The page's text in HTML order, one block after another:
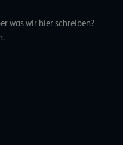
was wir hier schreiben?